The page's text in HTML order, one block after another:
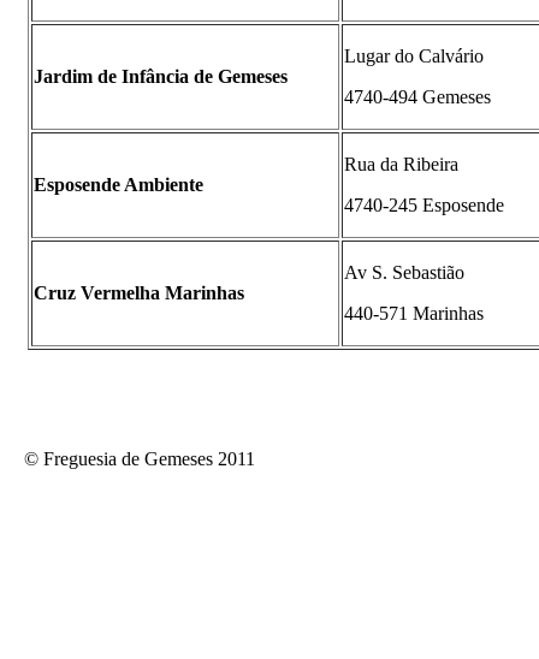
Jardim de Infância de Gemeses
Lugar do Calvário
4740-494 Gemeses
Esposende Ambiente
Rua da Ribeira
4740-245 Esposende
Cruz Vermelha Marinhas
Av S. Sebastião
440-571 Marinhas
© Freguesia de Gemeses 2011